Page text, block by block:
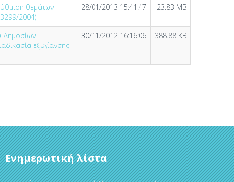
θεμάτων
3299/2004)
28/01/2013 15:41:47 23.83 MB
Δημοσίων
εξυγίανσης
30/11/2012 16:16:06 388.88 KB
Ενημερωτική λίστα